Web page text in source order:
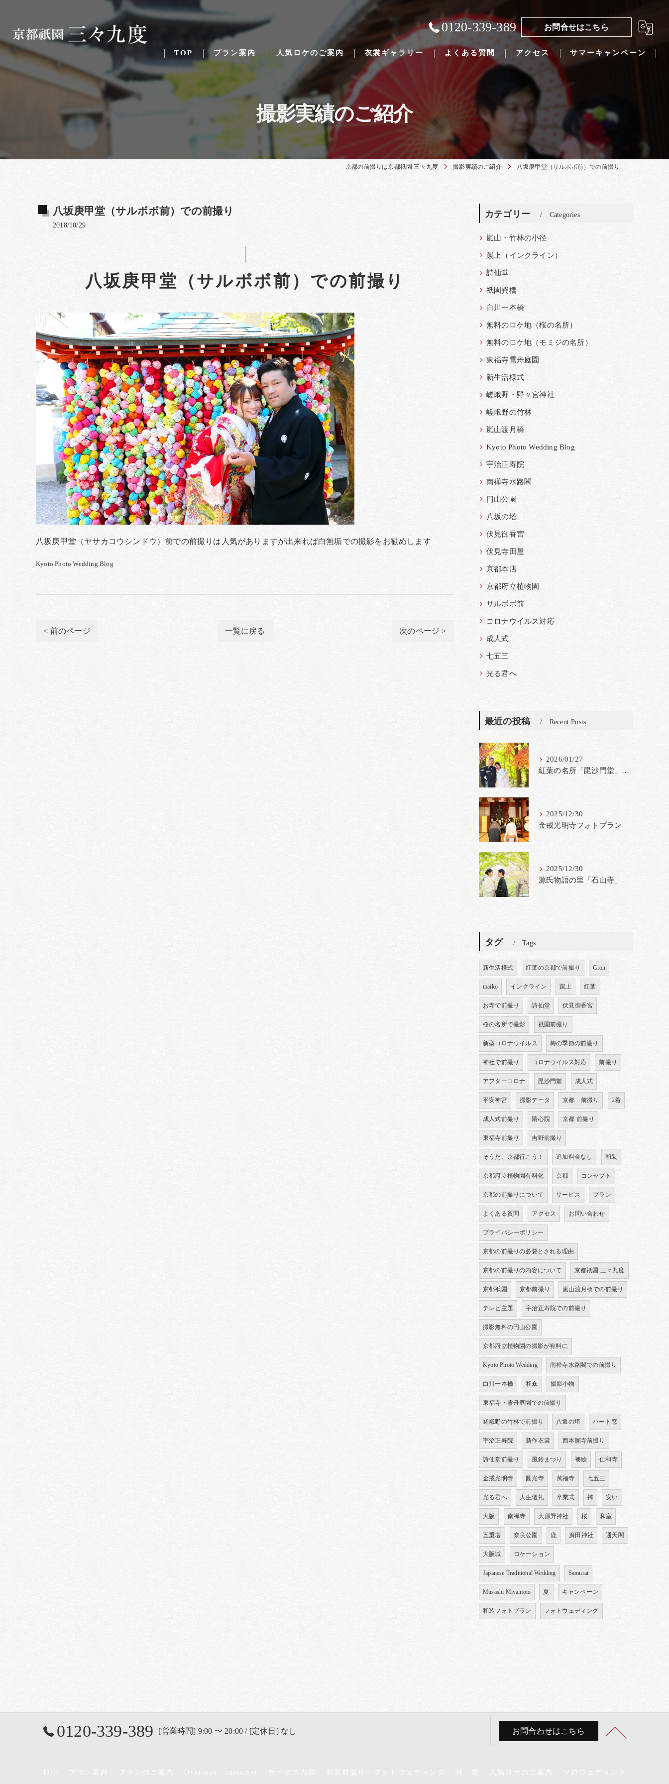
0120-339-389 お問合せはこちら
TOP プラン案内
Traditional Japanese weddings
人気ロケのご案内 衣裳ギャラリー よくある質問 アクセス サマーキャンペーン
撮影実績のご紹介
京都の前撮りは京都祇園 三々九度 撮影実績のご紹介 八坂庚甲堂（サルボボ前）での前撮り
八坂庚甲堂（サルボボ前）での前撮り
2018/10/29
八坂庚甲堂（サルボボ前）での前撮り
八坂庚甲堂（ヤサカコウシンドウ）前での前撮りは人気がありますが出来れば白無垢での撮影をお勧めします
Kyoto Photo Wedding Blog
< 前のページ 一覧に戻る 次のページ >
カテゴリー Categories
嵐山・竹林の小径
蹴上（インクライン）
詩仙堂
祇園巽橋
白川一本橋
無料のロケ地（桜の名所）
無料のロケ地（モミジの名所）
東福寺雪舟庭園
新生活様式
嵯峨野・野々宮神社
嵯峨野の竹林
嵐山渡月橋
Kyoto Photo Wedding Blog
宇治正寿院
南禅寺水路閣
円山公園
八坂の塔
伏見御香宮
伏見寺田屋
京都本店
京都府立植物園
サルボボ前
コロナウイルス対応
成人式
七五三
光る君へ
最近の投稿 Recent Posts
2026/01/27
紅葉の名所「毘沙門堂」撮影料金改定
2025/12/30
金戒光明寺フォトプラン
2025/12/30
源氏物語の里「石山寺」
タグ Tags
新生活様式 紅葉の京都で前撮り Gion
maiko インクライン 蹴上 紅葉
お寺で前撮り 詩仙堂 伏見御香宮
桜の名所で撮影 祇園前撮り
新型コロナウイルス 梅の季節の前撮り
神社で前撮り コロナウイルス対応 前撮り
アフターコロナ 毘沙門堂 成人式
平安神宮 撮影データ 京都 前撮り 2着
成人式前撮り 隋心院 京都 前撮り
東福寺前撮り 吉野前撮り
そうだ、京都行こう！ 追加料金なし 和装
京都府立植物園有料化 京都 コンセプト
京都の前撮りについて サービス プラン
よくある質問 アクセス お問い合わせ
プライバシーポリシー
京都の前撮りの必要とされる理由
京都の前撮りの内容について 京都祇園 三々九度
京都祇園 京都前撮り 嵐山渡月橋での前撮り
テレビ主題 宇治正寿院での前撮り
撮影無料の円山公園
京都府立植物園の撮影が有料に
Kyoto Photo Wedding 南禅寺水路閣での前撮り
白川一本橋 和傘 撮影小物
東福寺・雪舟庭園での前撮り
嵯峨野の竹林で前撮り 八坂の塔 ハート窓
宇治正寿院 新作衣裳 西本願寺前撮り
詩仙堂前撮り 風鈴まつり 襖絵 仁和寺
金戒光明寺 圓光寺 萬福寺 七五三
光る君へ 人生儀礼 卒業式 袴 安い
大阪 南禅寺 大原野神社 桜 和室
五重塔 奈良公園 鹿 廣田神社 通天閣
大阪城 ロケーション
Japanese Traditional Wedding Samurai
Musashi Miyamoto 夏 キャンペーン
和装フォトプラン フォトウェディング
0120-339-389 [営業時間] 9:00 〜 20:00 / [定休日] なし お問合わせはこちら